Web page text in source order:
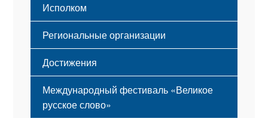
Исполком
Региональные организации
Достижения
Международный фестиваль «Великое
русское слово»